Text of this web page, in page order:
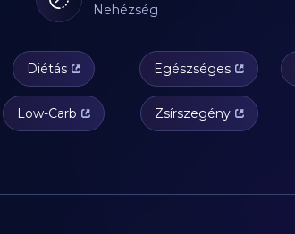
Nehézség
Diétás Egészséges
Low-Carb Zsírszegény